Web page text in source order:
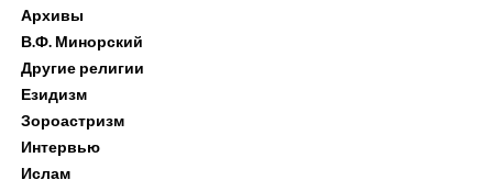
Архивы
В.Ф. Минорский
Другие религии
Езидизм
Зороастризм
Интервью
Ислам